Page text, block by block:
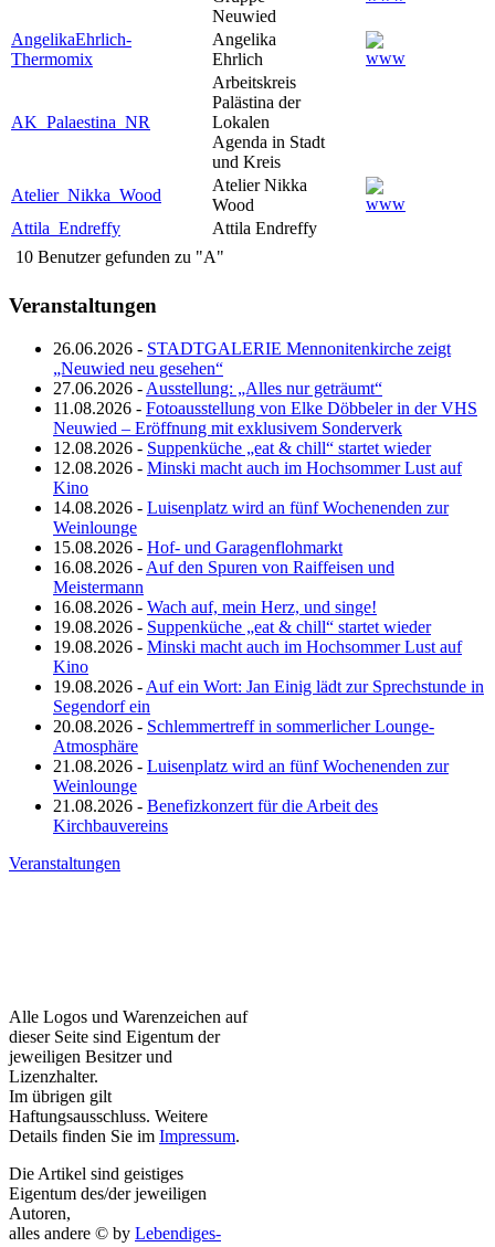
Neuwied
AngelikaEhrlich-
Thermomix
Angelika
Ehrlich
AK_Palaestina_NR
Arbeitskreis
Palästina der
Lokalen
Agenda in Stadt
und Kreis
Atelier_Nikka_Wood
Atelier Nikka
Wood
Attila_Endreffy
Attila Endreffy
10 Benutzer gefunden zu "A"
Veranstaltungen
26.06.2026 - STADTGALERIE Mennonitenkirche zeigt
„Neuwied neu gesehen“
27.06.2026 - Ausstellung: „Alles nur geträumt“
11.08.2026 - Fotoausstellung von Elke Döbbeler in der VHS
Neuwied – Eröffnung mit exklusivem Sonderverk
12.08.2026 - Suppenküche „eat & chill“ startet wieder
12.08.2026 - Minski macht auch im Hochsommer Lust auf
Kino
14.08.2026 - Luisenplatz wird an fünf Wochenenden zur
Weinlounge
15.08.2026 - Hof- und Garagenflohmarkt
16.08.2026 - Auf den Spuren von Raiffeisen und
Meistermann
16.08.2026 - Wach auf, mein Herz, und singe!
19.08.2026 - Suppenküche „eat & chill“ startet wieder
19.08.2026 - Minski macht auch im Hochsommer Lust auf
Kino
19.08.2026 - Auf ein Wort: Jan Einig lädt zur Sprechstunde in
Segendorf ein
20.08.2026 - Schlemmertreff in sommerlicher Lounge-
Atmosphäre
21.08.2026 - Luisenplatz wird an fünf Wochenenden zur
Weinlounge
21.08.2026 - Benefizkonzert für die Arbeit des
Kirchbauvereins
Veranstaltungen
Alle Logos und Warenzeichen auf
dieser Seite sind Eigentum der
jeweiligen Besitzer und
Lizenzhalter.
Im übrigen gilt
Haftungsausschluss. Weitere
Details finden Sie im Impressum.
Die Artikel sind geistiges
Eigentum des/der jeweiligen
Autoren,
alles andere © by Lebendiges-